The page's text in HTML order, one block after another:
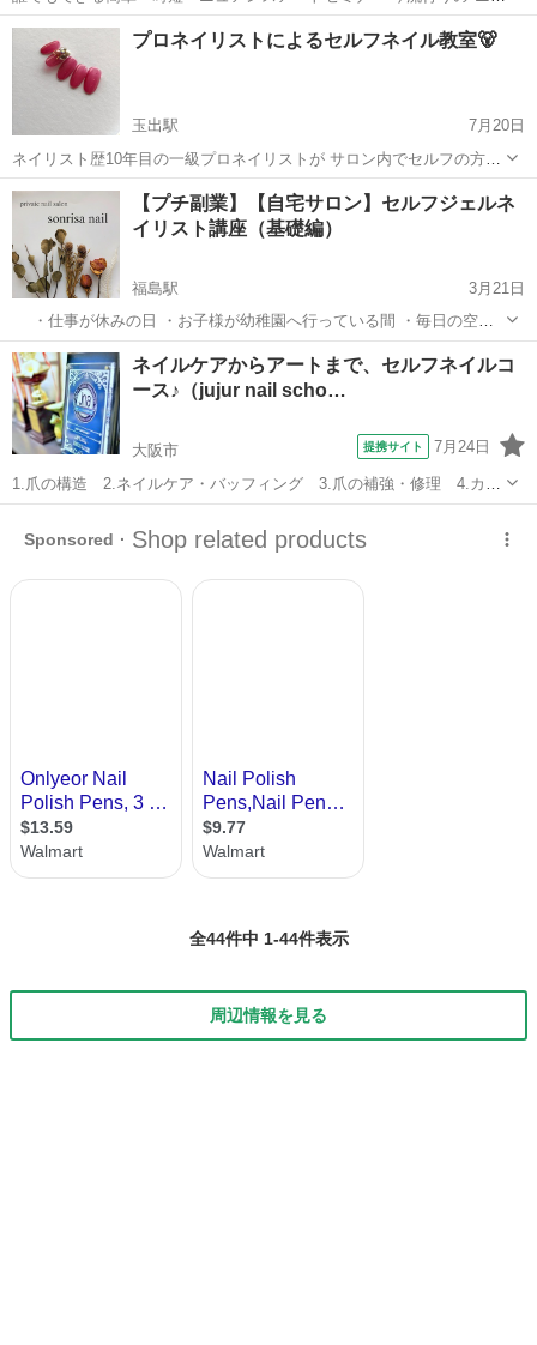
アンスアート"が時短でできる！ 簡単・早い・センスが良い 誰でもで
きるニュアンスアートセミナーを開催します 当サロンで人気のニュア
ンスネイ...
大阪 大阪市 福島駅 ネイル
プロネイリストによるセルフネイル教室🐻
玉出駅
7月20日
ネイリスト歴10年目の一級プロネイリストが サロン内でセルフの方向
けにネイルレッスン致します💕 ネイリスト検定1級 ジェルネイル検定
上級 オーストラリア国家資格ネイルC3 有名ネイルアーティスト 3Dア
ートコース卒業 内...
大阪 大阪市 玉出駅 ネイル ネイルレッスン
【プチ副業】【自宅サロン】セルフジェルネ
イリスト講座（基礎編）
福島駅
3月21日
・仕事が休みの日 ・お子様が幼稚園へ行っている間 ・毎日の空き
時間 ご自身のすきま時間を「ネイリスト」として有効活用してみませ
んか？ 当サロンがご提供するレッスンは【セルフ向け ジェルネイリス
ト（基礎編...
大阪 大阪市 福島駅 ネイル サロン
ネイルケアからアートまで、セルフネイルコ
ース♪（jujur nail scho…
大阪市 提携サイト 7月24日
1.爪の構造 2.ネイルケア・バッフィング 3.爪の補強・修理 4.カラ
ーリング 5.アート(フレンチ・マーブル・グラデーション・ペイント
etc.) 6.オリジナルチップetc. セルフネイルコースでは、爪の整え
全44件中 1-44件表示
周辺情報を見る